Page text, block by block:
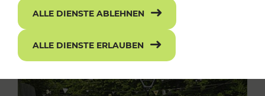
ALLE DIENSTE ABLEHNEN
ALLE DIENSTE ERLAUBEN